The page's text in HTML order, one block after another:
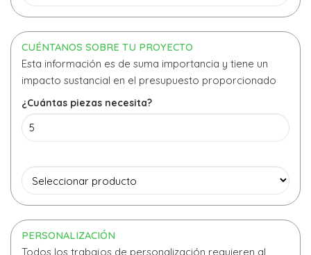
CUÉNTANOS SOBRE TU PROYECTO
Esta información es de suma importancia y tiene un
impacto sustancial en el presupuesto proporcionado
¿Cuántas piezas necesita?
PERSONALIZACIÓN
Todos los trabajos de personalización requieren al